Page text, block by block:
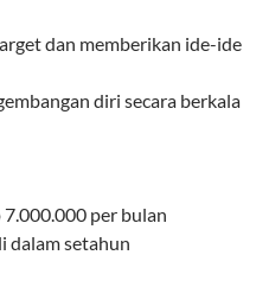
dan memberikan ide-ide
diri secara berkala
per bulan
dalam setahun